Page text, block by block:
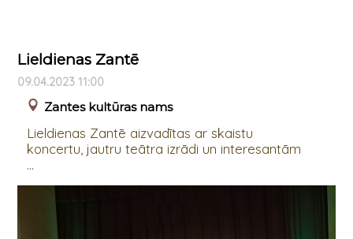
Lieldienas Zantē
09.04.2023 11:00
Zantes kultūras nams
Lieldienas Zantē aizvadītas ar skaistu
koncertu, jautru teātra izrādi un interesantām
...